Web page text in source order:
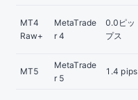
MT4
Raw+
MetaTrade
r 4
0.0ピッ
プス
MT5
MetaTrade
r 5
1.4 pips